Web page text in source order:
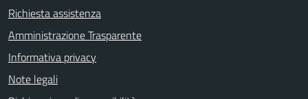
Richiesta assistenza
Amministrazione Trasparente
Informativa privacy
Note legali